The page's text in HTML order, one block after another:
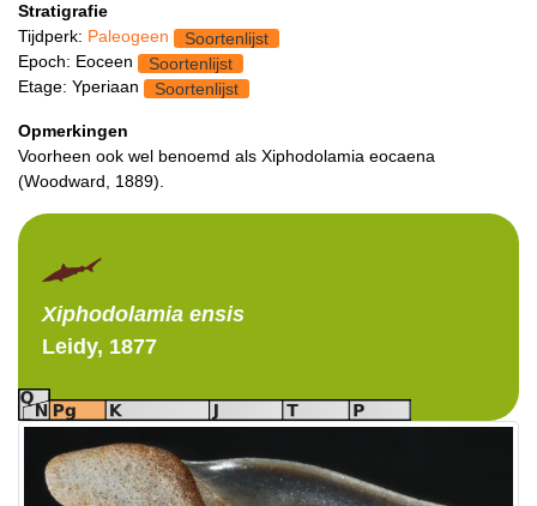
Stratigrafie
Tijdperk: Paleogeen
Soortenlijst
Epoch: Eoceen
Soortenlijst
Etage: Yperiaan
Soortenlijst
Opmerkingen
Voorheen ook wel benoemd als Xiphodolamia eocaena
(Woodward, 1889).
Xiphodolamia ensis
Leidy, 1877